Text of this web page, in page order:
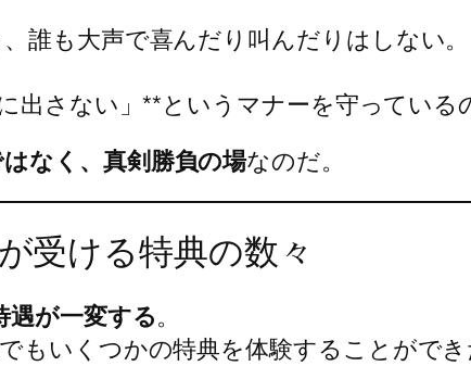
誰も大声で喜んだり叫んだりはしない。
出さない」**というマナーを守っている
なく、真剣勝負の場なのだ。
受ける特典の数々
遇が一変する。
もいくつかの特典を体験することがで